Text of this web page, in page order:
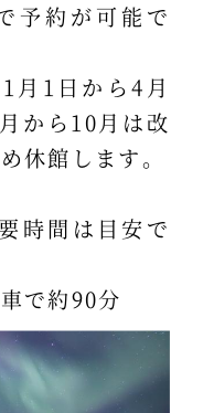
予約が可能で
月1日から4月
から10月は改
休館します。
間は目安で
で約90分